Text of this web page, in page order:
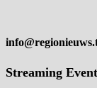
Streaming